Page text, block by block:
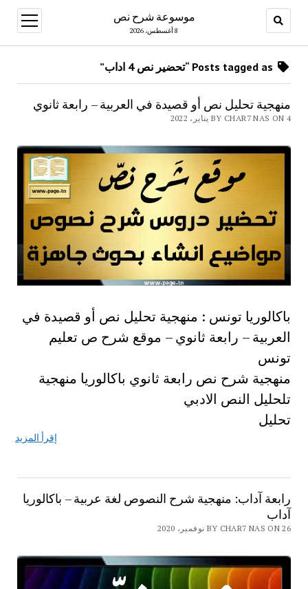
موسوعة شرح نص
8 أغسطس، 2026
open
menu
منهجية تحليل نص أو قصيدة في العربية – رابعة ثانوي
BY CHAR7 NAS ON 4 يناير، 2022
باكالوريا تونس : منهجية تحليل نص أو قصيدة في
العربية – رابعة ثانوي – موقع شرح ص تعليم
تونس
منهجية شرح نص رابعة ثانوي باكالوريا منهجية
تلحليل النص الادبي
تحليل
إقرأ المزيد
رابعة آداب: منهجية شرح النصوص لغة عربية – باكالوريا
آداب
BY CHAR7 NAS ON 26 نوفمبر، 2020